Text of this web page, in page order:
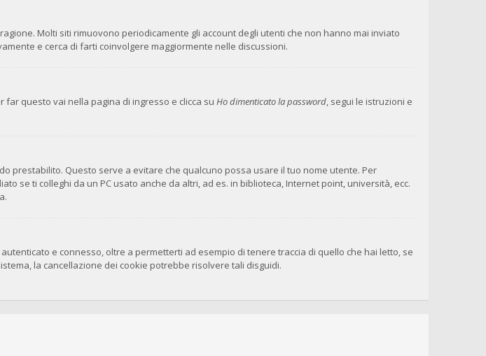
Molti siti rimuovono periodicamente gli account degli utenti che non hanno mai inviato
e cerca di farti coinvolgere maggiormente nelle discussioni.
questo vai nella pagina di ingresso e clicca su Ho dimenticato la password, segui le istruzioni e
prestabilito. Questo serve a evitare che qualcuno possa usare il tuo nome utente. Per
se ti colleghi da un PC usato anche da altri, ad es. in biblioteca, Internet point, università, ecc.
e connesso, oltre a permetterti ad esempio di tenere traccia di quello che hai letto, se
la cancellazione dei cookie potrebbe risolvere tali disguidi.